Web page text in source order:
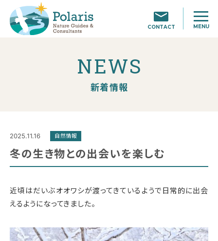
CONTACT MENU
NEWS
新着情報
2025.11.16 自然情報
冬の生き物との出会いを楽しむ
近頃はだいぶオオワシが渡ってきているようで日常的に出会
えるようになってきました。